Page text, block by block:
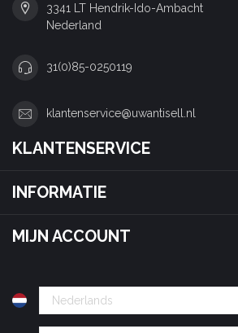
3341 LT Hendrik-Ido-Ambacht
Nederland
31(0)85-0250119
klantenservice@uwantisell.nl
KLANTENSERVICE
INFORMATIE
MIJN ACCOUNT